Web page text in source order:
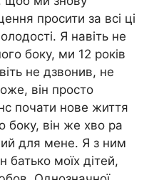
просити за всі ці
Я навіть не
боку, ми 12 років
не дзвонив, не
він просто
почати нове життя
боку, він же хво ра
для мене. Я з ним
батько моїх дітей,